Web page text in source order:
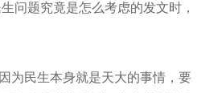
问题究竟是怎么考虑的发文时，
为民生本身就是天大的事情，要